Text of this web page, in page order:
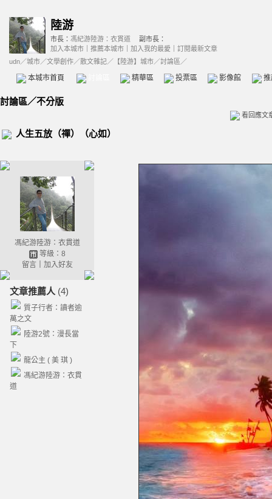
陸游
市長： 馮紀游陸游：衣貫道
副市長：
加入本城市
推薦本城市 加入我的最愛
訂閱最新文章
udn／城市／文學創作／散文雜記／ 【陸游】城市／討論區／
本城市首頁 精華區 投票區 影像館
討論區／不分版
看回應文
人生五放（禪）（心如）
馮紀游陸游：衣貫道
等級：8
留言｜ 加入好友
文章推薦人 (4)
質子行者：讀者逾
萬之文
陸游2號：漫長當
下
龍公主 ( 美 琪 )
馮紀游陸游：衣貫
道